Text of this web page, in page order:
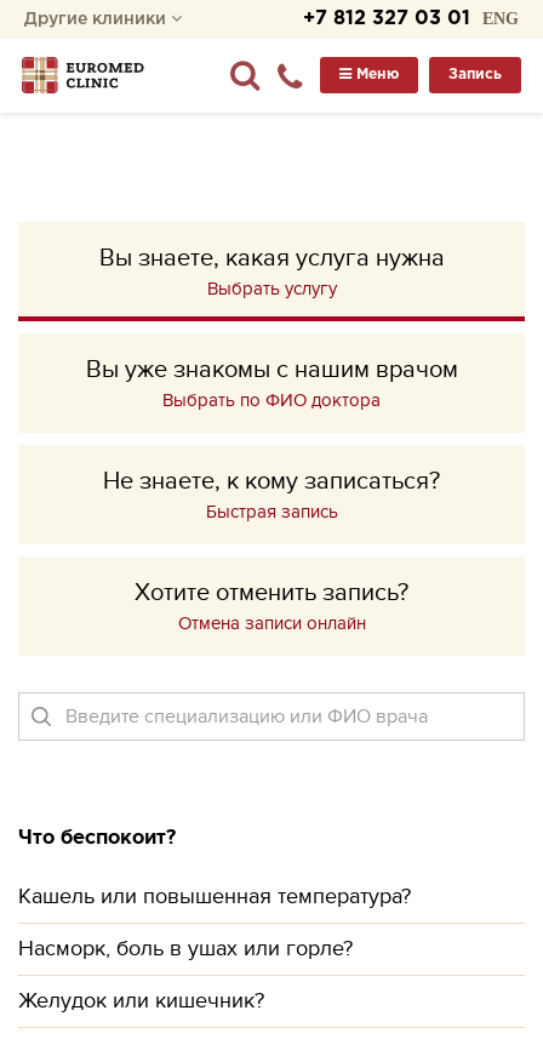
ENG
+7 812 327 03 01
Другие клиники
Запись
Меню
Вы знаете, какая услуга нужна
Выбрать услугу
Вы уже знакомы с нашим врачом
Выбрать по ФИО доктора
Не знаете, к кому записаться?
Быстрая запись
Хотите отменить запись?
Отмена записи онлайн
Что беспокоит?
Кашель или повышенная температура?
Насморк, боль в ушах или горле?
Желудок или кишечник?